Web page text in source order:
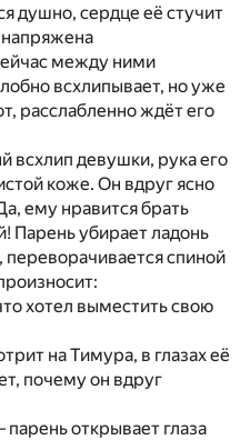
душно, сердце её стучит
напряжена
между ними
всхлипывает, но уже
расслабленно ждёт его
девушки, рука его
коже. Он вдруг ясно
ему нравится брать
Парень убирает ладонь
переворачивается спиной
хотел выместить свою
на Тимура, в глазах её
почему он вдруг
открывает глаза